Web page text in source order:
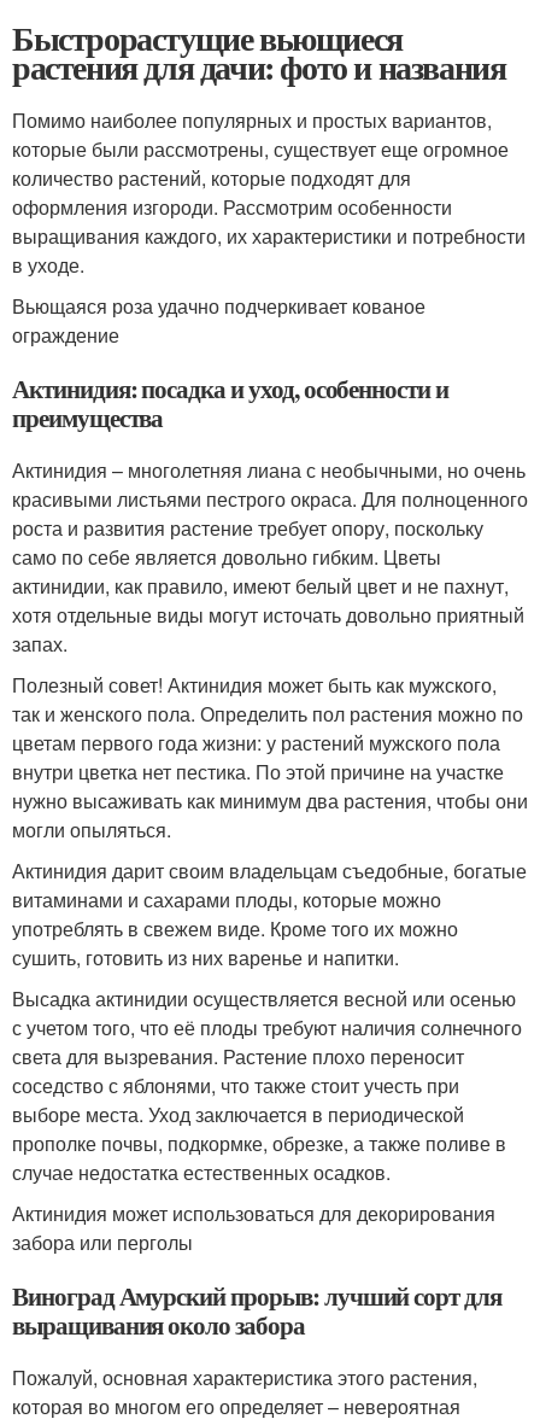
Быстрорастущие вьющиеся
растения для дачи: фото и названия
Помимо наиболее популярных и простых вариантов,
которые были рассмотрены, существует еще огромное
количество растений, которые подходят для
оформления изгороди. Рассмотрим особенности
выращивания каждого, их характеристики и потребности
в уходе.
Вьющаяся роза удачно подчеркивает кованое
ограждение
Актинидия: посадка и уход, особенности и
преимущества
Актинидия – многолетняя лиана с необычными, но очень
красивыми листьями пестрого окраса. Для полноценного
роста и развития растение требует опору, поскольку
само по себе является довольно гибким. Цветы
актинидии, как правило, имеют белый цвет и не пахнут,
хотя отдельные виды могут источать довольно приятный
запах.
Полезный совет! Актинидия может быть как мужского,
так и женского пола. Определить пол растения можно по
цветам первого года жизни: у растений мужского пола
внутри цветка нет пестика. По этой причине на участке
нужно высаживать как минимум два растения, чтобы они
могли опыляться.
Актинидия дарит своим владельцам съедобные, богатые
витаминами и сахарами плоды, которые можно
употреблять в свежем виде. Кроме того их можно
сушить, готовить из них варенье и напитки.
Высадка актинидии осуществляется весной или осенью
с учетом того, что её плоды требуют наличия солнечного
света для вызревания. Растение плохо переносит
соседство с яблонями, что также стоит учесть при
выборе места. Уход заключается в периодической
прополке почвы, подкормке, обрезке, а также поливе в
случае недостатка естественных осадков.
Актинидия может использоваться для декорирования
забора или перголы
Виноград Амурский прорыв: лучший сорт для
выращивания около забора
Пожалуй, основная характеристика этого растения,
которая во многом его определяет – невероятная